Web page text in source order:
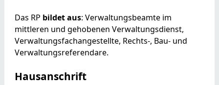
Das RP bildet aus: Verwaltungsbeamte im
mittleren und gehobenen Verwaltungsdienst,
Verwaltungsfachangestellte, Rechts-, Bau- und
Verwaltungsreferendare.
Hausanschrift